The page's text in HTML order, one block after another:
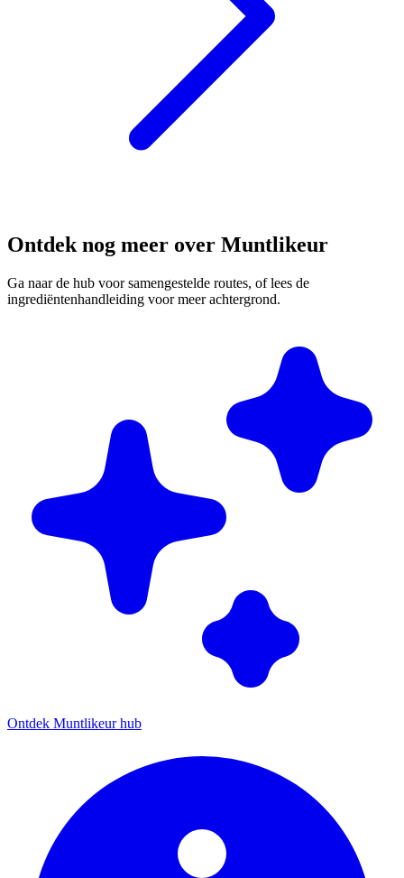
Ontdek nog meer over Muntlikeur
Ga naar de hub voor samengestelde routes, of lees de
ingrediëntenhandleiding voor meer achtergrond.
Ontdek Muntlikeur hub